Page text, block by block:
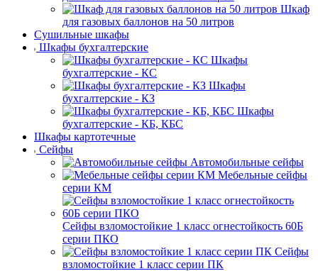
Шкаф
для газовых баллонов на 50 литров
Сушильные шкафы
Шкафы бухгалтерские
Шкафы
бухгалтерские - КС
Шкафы
бухгалтерские - КЗ
Шкафы
бухгалтерские - КБ, КБС
Шкафы картотечные
Сейфы
Автомобильные сейфы
Мебельные сейфы
серии КМ
Сейфы взломостойкие 1 класс огнестойкость 60Б
серии ПКО
Сейфы
взломостойкие 1 класс серии ПК